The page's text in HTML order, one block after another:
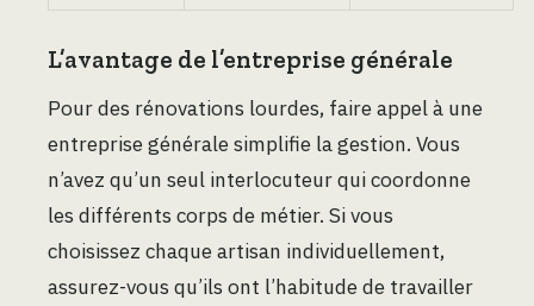
L’avantage de l’entreprise générale
Pour des rénovations lourdes, faire appel à une
entreprise générale simplifie la gestion. Vous
n’avez qu’un seul interlocuteur qui coordonne
les différents corps de métier. Si vous
choisissez chaque artisan individuellement,
assurez-vous qu’ils ont l’habitude de travailler